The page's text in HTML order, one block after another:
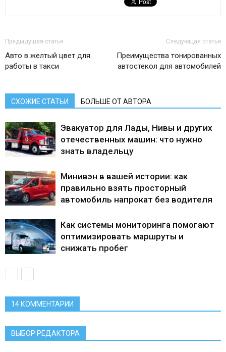
Предыдущая статья
Авто в желтый цвет для
работы в такси
Следующая статья
Преимущества тонированных
автостекол для автомобилей
СХОЖИЕ СТАТЬИ БОЛЬШЕ ОТ АВТОРА
Эвакуатор для Лады, Нивы и других
отечественных машин: что нужно
знать владельцу
Минивэн в вашей истории: как
правильно взять просторный
автомобиль напрокат без водителя
Как системы мониторинга помогают
оптимизировать маршруты и
снижать пробег
14 КОММЕНТАРИИ
ВЫБОР РЕДАКТОРА